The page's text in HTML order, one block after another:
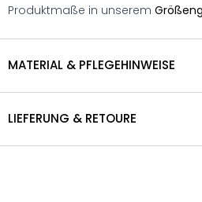
Produktmaße in unserem
MATERIAL & PFLEGEHINWEISE
LIEFERUNG & RETOURE